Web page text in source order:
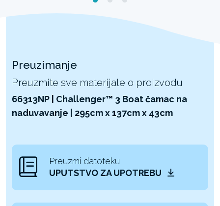
Preuzimanje
Preuzmite sve materijale o proizvodu
66313NP | Challenger™ 3 Boat čamac na
naduvavanje | 295cm x 137cm x 43cm
Preuzmi datoteku
UPUTSTVO ZA UPOTREBU